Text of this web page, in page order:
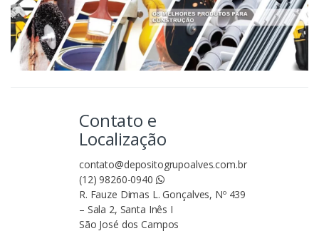
Contato e
Localização
contato@depositogrupoalves.com.br
(12) 98260-0940
R. Fauze Dimas L. Gonçalves, Nº 439
– Sala 2, Santa Inês I
São José dos Campos